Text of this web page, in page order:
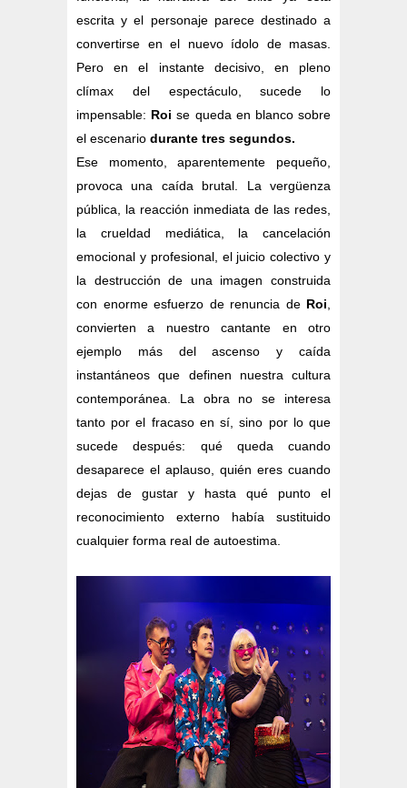
escrita y el personaje parece destinado a
convertirse en el nuevo ídolo de masas.
Pero en el instante decisivo, en pleno
clímax del espectáculo, sucede lo
impensable: Roi se queda en blanco sobre
el escenario durante tres segundos.
Ese momento, aparentemente pequeño,
provoca una caída brutal. La vergüenza
pública, la reacción inmediata de las redes,
la crueldad mediática, la cancelación
emocional y profesional, el juicio colectivo y
la destrucción de una imagen construida
con enorme esfuerzo de renuncia de Roi,
convierten a nuestro cantante en otro
ejemplo más del ascenso y caída
instantáneos que definen nuestra cultura
contemporánea. La obra no se interesa
tanto por el fracaso en sí, sino por lo que
sucede después: qué queda cuando
desaparece el aplauso, quién eres cuando
dejas de gustar y hasta qué punto el
reconocimiento externo había sustituido
cualquier forma real de autoestima.